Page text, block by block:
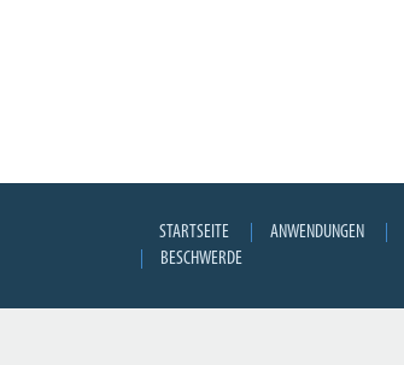
STARTSEITE ANWENDUNGEN
BESCHWERDE